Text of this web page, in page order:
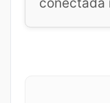
conectada